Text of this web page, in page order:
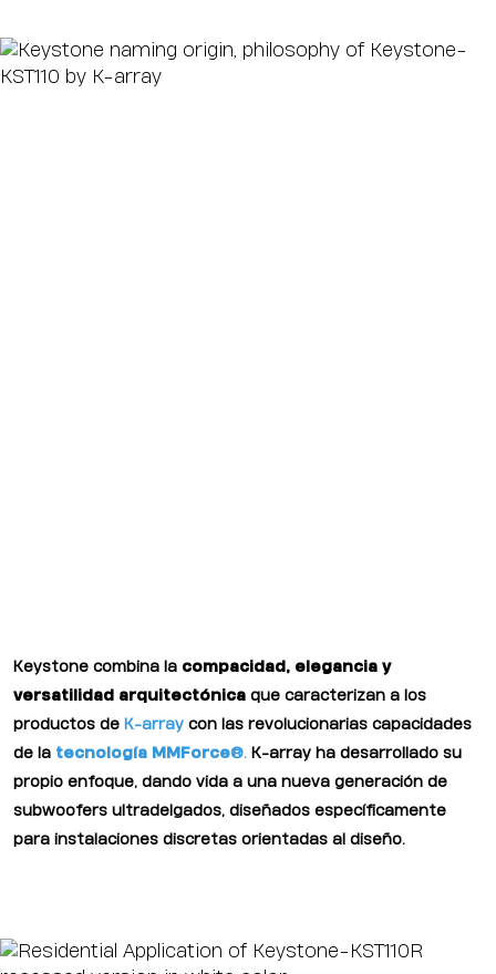
Keystone combina la compacidad, elegancia y
versatilidad arquitectónica que caracterizan a los
productos de K-array con las revolucionarias capacidades
de la tecnología MMForce®. K-array ha desarrollado su
propio enfoque, dando vida a una nueva generación de
subwoofers ultradelgados, diseñados específicamente
para instalaciones discretas orientadas al diseño.